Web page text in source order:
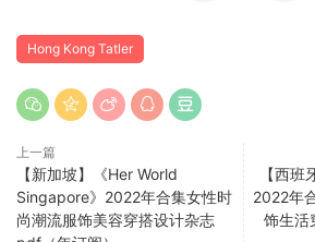
Hong Kong Tatler
上一篇
【新加坡】《Her World
Singapore》2022年合集女性时
尚潮流服饰美容穿搭设计杂志
【西班
2022年
饰生活